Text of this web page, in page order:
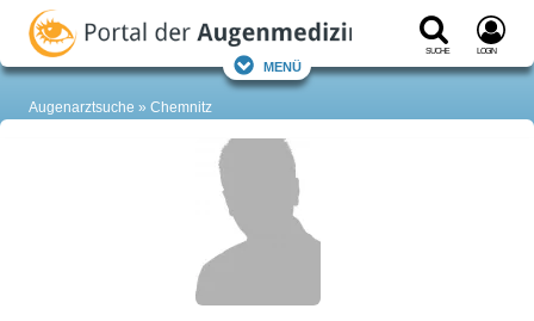
Suche Login
Menü
Augenarztsuche Chemnitz